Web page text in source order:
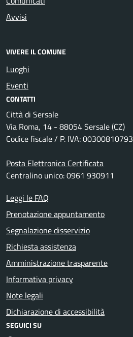
Avvisi
VIVERE IL COMUNE
Luoghi
Eventi
CONTATTI
Città di Sersale
Via Roma, 14 - 88054 Sersale (CZ)
Codice fiscale / P. IVA: 00300810793
Posta Elettronica Certificata
Centralino unico: 0961 930911
Leggi le FAQ
Prenotazione appuntamento
Segnalazione disservizio
Richiesta assistenza
Amministrazione trasparente
Informativa privacy
Note legali
Dichiarazione di accessibilità
SEGUICI SU